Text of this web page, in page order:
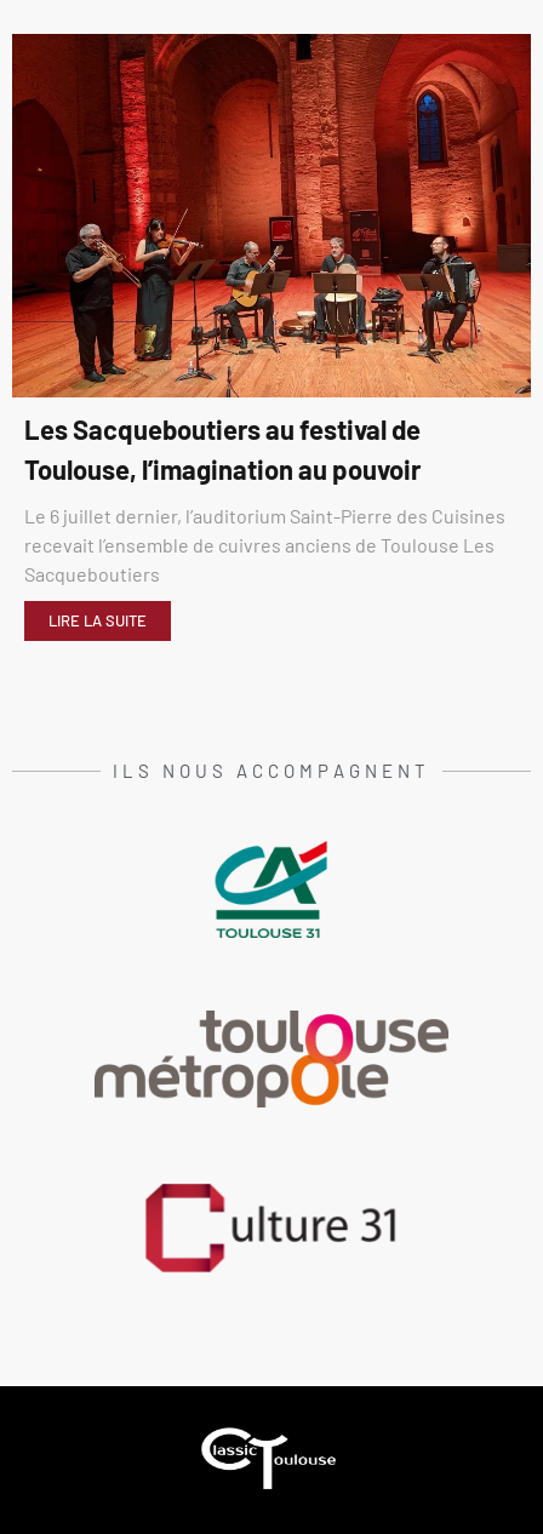
Les Sacqueboutiers au festival de
Toulouse, l’imagination au pouvoir
Le 6 juillet dernier, l’auditorium Saint-Pierre des Cuisines
recevait l’ensemble de cuivres anciens de Toulouse Les
Sacqueboutiers
LIRE LA SUITE
ILS NOUS ACCOMPAGNENT